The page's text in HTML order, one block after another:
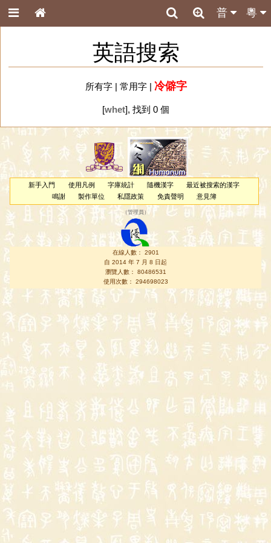
粵
普
英語搜索
所有字| 常用字| 冷僻字
[whet], 找到 0 個
新手入門 使用凡例 字庫統計 隨機漢字
最近被搜索的漢字
鳴謝
製作單位 私隱政策 免責聲明 意見簿
（管理員 ）
在線人數： 2901
自 2014 年 7 月 8 日起
瀏覽人數： 80486531
使用次數： 294698023